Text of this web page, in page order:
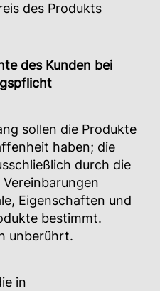
des Produkts
des Kunden bei
sollen die Produkte
haben; die
durch die
Eigenschaften und
bestimmt.
unberührt.
in